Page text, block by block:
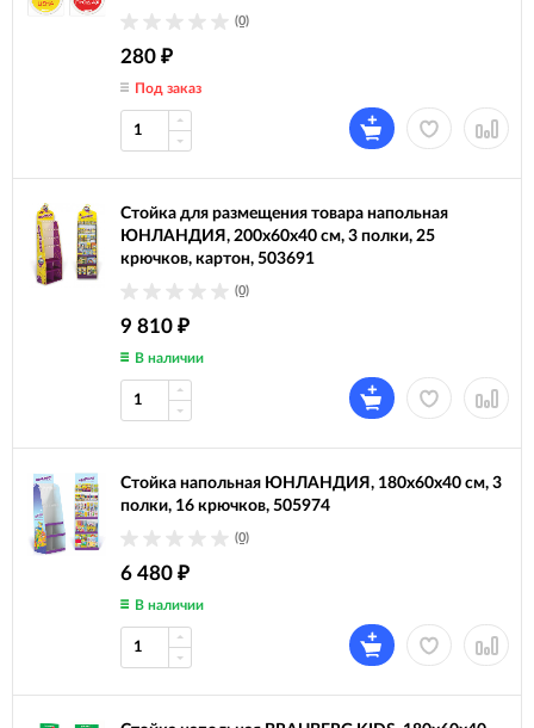
(0)
280 ₽
Под заказ
Стойка для размещения товара напольная
ЮНЛАНДИЯ, 200х60х40 см, 3 полки, 25
крючков, картон, 503691
(0)
9 810 ₽
В наличии
Стойка напольная ЮНЛАНДИЯ, 180х60х40 см, 3
полки, 16 крючков, 505974
(0)
6 480 ₽
В наличии